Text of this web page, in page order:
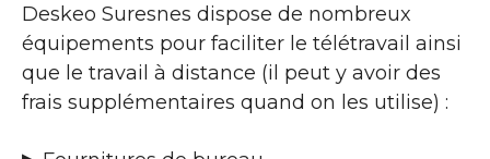
Deskeo Suresnes dispose de nombreux
équipements pour faciliter le télétravail ainsi
que le travail à distance (il peut y avoir des
frais supplémentaires quand on les utilise) :